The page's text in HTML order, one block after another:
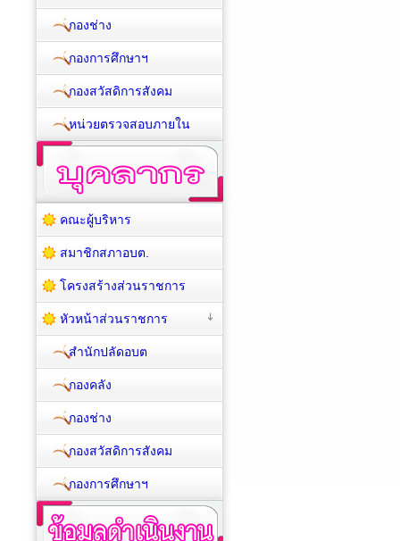
กองช่าง
กองการศึกษาฯ
กองสวัสดิการสังคม
หน่วยตรวจสอบภายใน
คณะผู้บริหาร
สมาชิกสภาอบต.
โครงสร้างส่วนราชการ
หัวหน้าส่วนราชการ
สำนักปลัดอบต
กองคลัง
กองช่าง
กองสวัสดิการสังคม
กองการศึกษาฯ